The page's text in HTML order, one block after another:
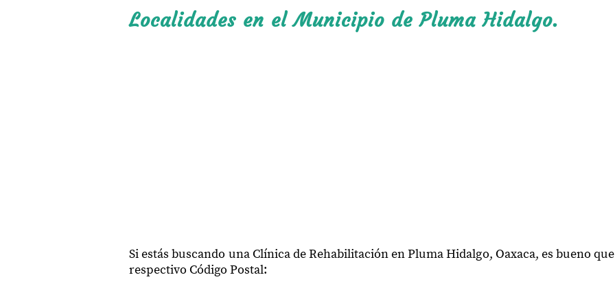
Localidades en el Municipio de Pluma Hidalgo.
Si estás buscando una Clínica de Rehabilitación en Pluma Hidalgo, Oaxaca, es bueno
respectivo Código Postal: